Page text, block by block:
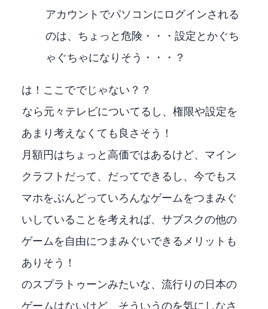
アカウントでパソコンにログインされる
のは、ちょっと危険・・・設定とかぐち
ゃぐちゃになりそう・・・？
は！ここでFire TV StickでXBOXじゃない？？
Fire TVなら元々テレビについてるし、権限や設定を
あまり考えなくても良さそう！
月額1,210円はちょっと高価ではあるけど、マイン
クラフトだって、Little Kitty,Big Cityだってできるし、今でもス
マホをぶんどっていろんなゲームをつまみぐ
いしていることを考えれば、サブスクの他の
ゲームを自由につまみぐいできるメリットも
ありそう！
Switchのスプラトゥーンみたいな、流行りの日本の